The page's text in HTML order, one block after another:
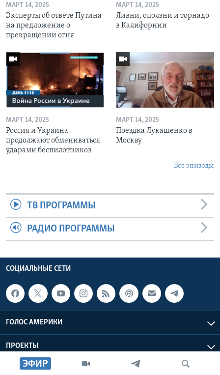
ЭФИР
МАРТ 14, 2025
Эксперты об ответе Путина
на предложение о
прекращении огня
МАРТ 14, 2025
Ливни, оползни и торнадо
в Калифорнии
МАРТ 14, 2025
Россия и Украина
продолжают обмениваться
ударами беспилотников
МАРТ 14, 2025
Поездка Лукашенко в
Москву
Все эпизоды
ТВ ПРОГРАММЫ
РАДИО ПРОГРАММЫ
СОЦИАЛЬНЫЕ СЕТИ
ГОЛОС АМЕРИКИ
ПРОЕКТЫ